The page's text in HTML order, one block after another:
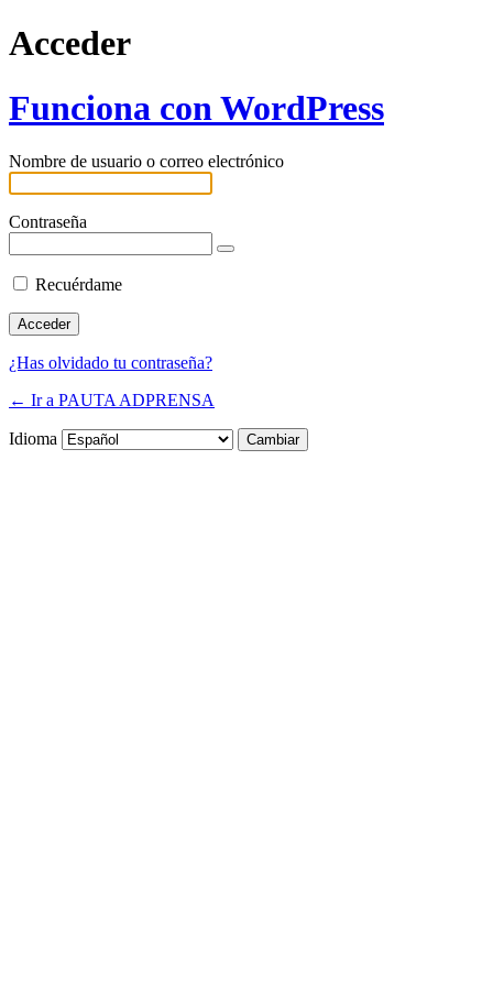
Acceder
Funciona con WordPress
Nombre de usuario o correo electrónico
Contraseña
Recuérdame
¿Has olvidado tu contraseña?
← Ir a PAUTA ADPRENSA
Idioma